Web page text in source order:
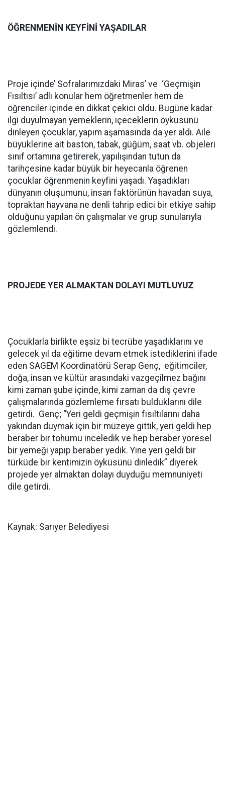
ÖĞRENMENİN KEYFİNİ YAŞADILAR
Proje içinde’ Sofralarımızdaki Miras’ ve ‘Geçmişin
Fısıltısı’ adlı konular hem öğretmenler hem de
öğrenciler içinde en dikkat çekici oldu. Bugüne kadar
ilgi duyulmayan yemeklerin, içeceklerin öyküsünü
dinleyen çocuklar, yapım aşamasında da yer aldı. Aile
büyüklerine ait baston, tabak, güğüm, saat vb. objeleri
sınıf ortamına getirerek, yapılışından tutun da
tarihçesine kadar büyük bir heyecanla öğrenen
çocuklar öğrenmenin keyfini yaşadı. Yaşadıkları
dünyanın oluşumunu, insan faktörünün havadan suya,
topraktan hayvana ne denli tahrip edici bir etkiye sahip
olduğunu yapılan ön çalışmalar ve grup sunularıyla
gözlemlendi.
PROJEDE YER ALMAKTAN DOLAYI MUTLUYUZ
Çocuklarla birlikte eşsiz bi tecrübe yaşadıklarını ve
gelecek yıl da eğitime devam etmek istediklerini ifade
eden SAGEM Koordinatörü Serap Genç, eğitimciler,
doğa, insan ve kültür arasındaki vazgeçilmez bağını
kimi zaman şube içinde, kimi zaman da dış çevre
çalışmalarında gözlemleme fırsatı bulduklarını dile
getirdi. Genç; “Yeri geldi geçmişin fısıltılarını daha
yakından duymak için bir müzeye gittik, yeri geldi hep
beraber bir tohumu inceledik ve hep beraber yöresel
bir yemeği yapıp beraber yedik. Yine yeri geldi bir
türküde bir kentimizin öyküsünü dinledik” diyerek
projede yer almaktan dolayı duyduğu memnuniyeti
dile getirdi.
Kaynak: Sarıyer Belediyesi